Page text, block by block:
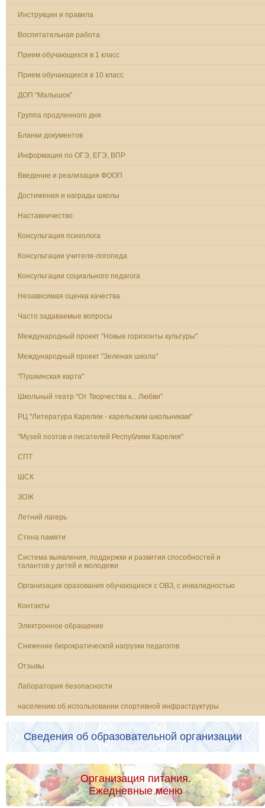
Инструкции и правила
Воспитательная работа
Прием обучающихся в 1 класс
Прием обучающихся в 10 класс
ДОП "Малышок"
Группа продленного дня
Бланки документов
Информация по ОГЭ, ЕГЭ, ВПР
Введение и реализация ФООП
Достижения и награды школы
Наставничество
Консультация психолога
Консультации учителя-логопеда
Консультации социального педагога
Независимая оценка качества
Часто задаваемые вопросы
Международный проект "Новые горизонты культуры"
Международный проект "Зеленая школа"
"Пушкинская карта"
Школьный театр "От Творчества к... Любви"
РЦ "Литература Карелии - карельским школьникам"
"Музей поэтов и писателей Республики Карелия"
СПТ
ШСК
ЗОЖ
Летний лагерь
Стена памяти
Система выявления, поддержки и развития способностей и
талантов у детей и молодежи
Организация оразования обучающихся с ОВЗ, с инвалидностью
Контакты
Электронное обращение
Снижение бюрократической нагрузки педагогов
Отзывы
Лаборатория безопасности
населению об использовании спортивной инфраструктуры
Сведения об образовательной организации
Организация питания.
Ежедневные меню